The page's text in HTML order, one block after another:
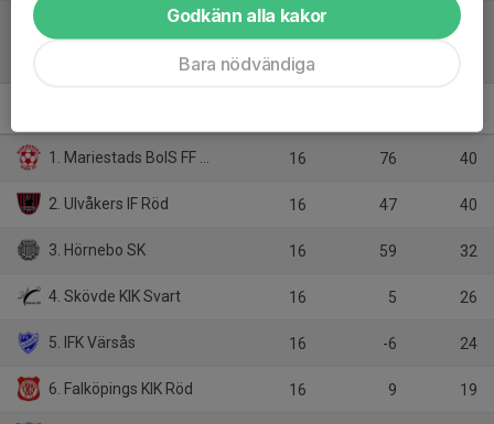
1. Mariestads BoIS FF Vit 16 76 40
2. Ulvåkers IF Röd 16 47 40
3. Hörnebo SK 16 59 32
4. Skövde KIK Svart 16 5 26
5. IFK Värsås 16 -6 24
6. Falköpings KIK Röd 16 9 19
Godkänn alla kakor
Bara nödvändiga